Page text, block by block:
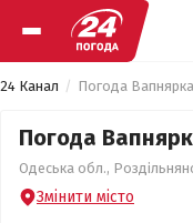
24 Канал Погода Вапнярка
Погода
Одеська обл.,
Змінити місто